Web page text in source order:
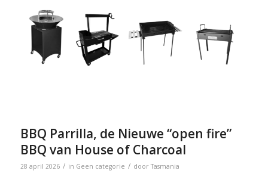
BBQ Parrilla, de Nieuwe “open fire”
BBQ van House of Charcoal
28 april 2026 / in Geen categorie / doorTasmania